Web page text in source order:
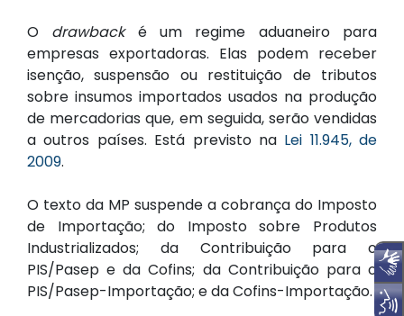
O drawbacké um regime aduaneiro para
empresas exportadoras. Elas podem receber
isenção, suspensão ou restituição de tributos
sobre insumos importados usados na produção
de mercadorias que, em seguida, serão vendidas
a outros países. Está previsto na Lei 11.945, de
2009.
O texto da MP suspende a cobrança do Imposto
de Importação; do Imposto sobre Produtos
Industrializados; da Contribuição para o
PIS/Pasep e da Cofins; da Contribuição para o
PIS/Pasep-Importação; e da Cofins-Importação.